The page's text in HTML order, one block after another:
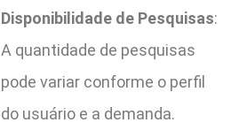
Disponibilidade de Pesquisas:
A quantidade de pesquisas
pode variar conforme o perfil
do usuário e a demanda.